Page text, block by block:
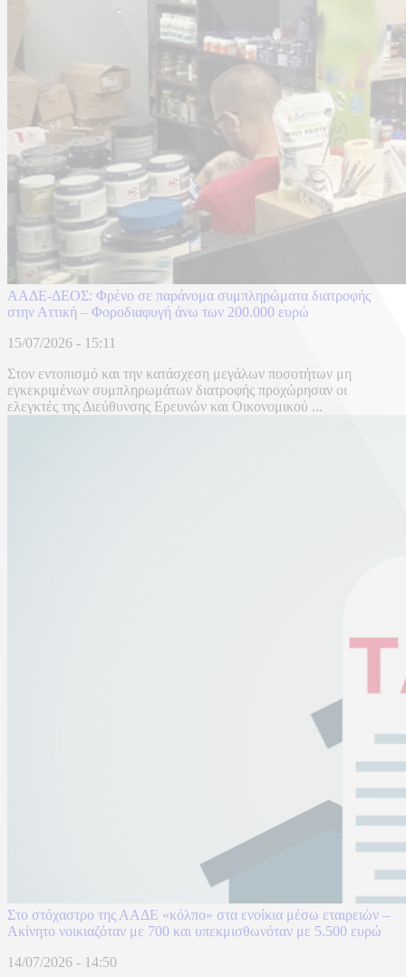
ΑΑΔΕ-ΔΕΟΣ: Φρένο σε παράνομα συμπληρώματα διατροφής
στην Αττική – Φοροδιαφυγή άνω των 200.000 ευρώ
15/07/2026 - 15:11
Στον εντοπισμό και την κατάσχεση μεγάλων ποσοτήτων μη
εγκεκριμένων συμπληρωμάτων διατροφής προχώρησαν οι
ελεγκτές της Διεύθυνσης Ερευνών και Οικονομικού ...
Στο στόχαστρο της ΑΑΔΕ «κόλπο» στα ενοίκια μέσω εταιρειών –
Ακίνητο νοικιαζόταν με 700 και υπεκμισθωνόταν με 5.500 ευρώ
14/07/2026 - 14:50